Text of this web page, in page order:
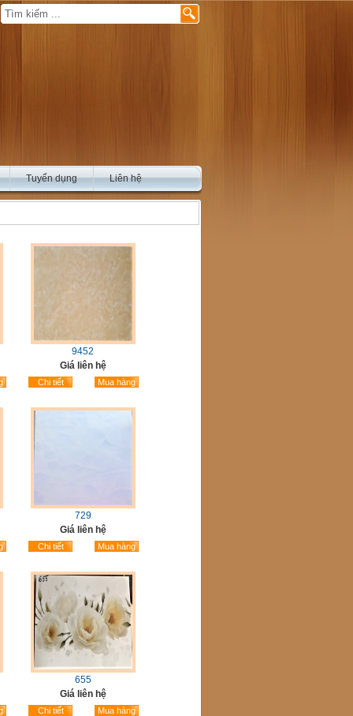
Tuyển dụng Liên hệ
9452
Giá liên hệ
Chi tiết Mua hàng
729
Giá liên hệ
Chi tiết Mua hàng
655
Giá liên hệ
Chi tiết Mua hàng